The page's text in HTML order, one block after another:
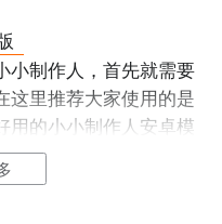
小制作人，首先就需要
这里推荐大家使用的是
用的小小制作人安卓模
时能够支持多开和各种
的首选。可以完美兼容